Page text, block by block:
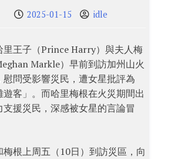
2025-01-15 idle
里王子（Prince Harry）與夫人梅
Markle）早前到訪加州山火
慰問受影響災民，遭女星批評為
遊客」。而哈里梅根在火災期間出
支援災民，深感被女星的言論冒
梅根上周五（10日）到訪災區，向